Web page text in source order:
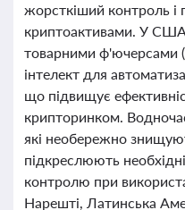
жорсткіший контроль і
криптоактивами. У США
товарними ф'ючерсами
інтелект для
що підвищує
крипторинком.
які необережно
підкреслюють
контролю при
Нарешті, Латинська